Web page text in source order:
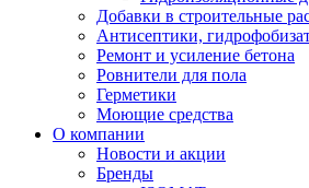
Добавки в строительные
Антисептики,
Ремонт и усиление бетона
Ровнители для пола
Герметики
Моющие средства
О компании
Новости и акции
Бренды